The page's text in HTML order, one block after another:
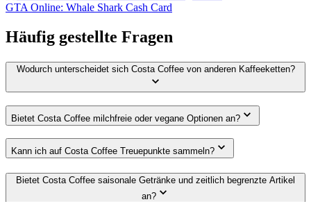
GTA Online: Whale Shark Cash Card
Häufig gestellte Fragen
Wodurch unterscheidet sich Costa Coffee von anderen Kaffeeketten?
Bietet Costa Coffee milchfreie oder vegane Optionen an?
Kann ich auf Costa Coffee Treuepunkte sammeln?
Bietet Costa Coffee saisonale Getränke und zeitlich begrenzte Artikel
an?